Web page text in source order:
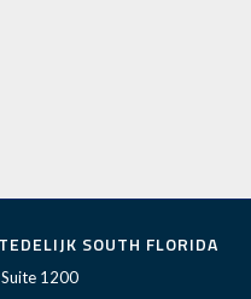
SOUTH FLORIDA
1200